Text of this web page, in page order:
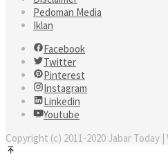
Pedoman Media
Iklan
Facebook
Twitter
Pinterest
Instagram
Linkedin
Youtube
Copyright (c) 2011-2020 Jabar Today